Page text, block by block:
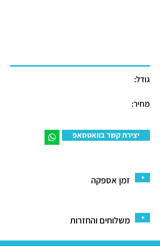
גודל:
מחיר:
יצירת קשר בוואטסאפ
זמן אספקה +
משלוחים והחזרות +